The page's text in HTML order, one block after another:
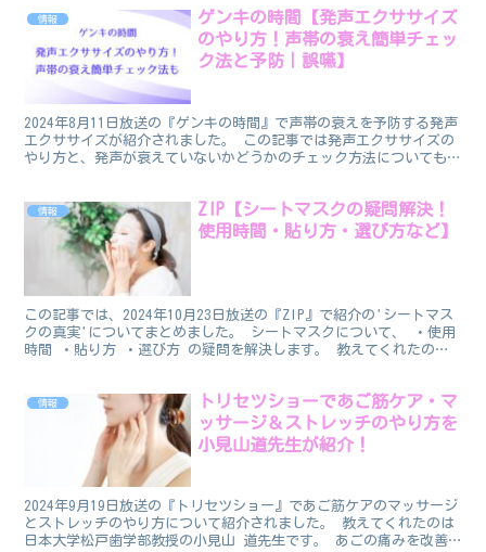
情報
ゲンキの時間【発声エクササイズ
のやり方！声帯の衰え簡単チェッ
ク法と予防｜誤嚥】
2024年8月11日放送の『ゲンキの時間』で声帯の衰えを予防する発声
エクササイズが紹介されました。 この記事では発声エクササイズの
やり方と、発声が衰えていないかどうかのチェック方法についてもあ
情報
ZIP【シートマスクの疑問解決！
使用時間・貼り方・選び方など】
この記事では、2024年10月23日放送の『ZIP』で紹介の'シートマス
クの真実'についてまとめました。 シートマスクについて、 ・使用
時間 ・貼り方 ・選び方 の疑問を解決します。 教えてくれたのは
情報
トリセツショーであご筋ケア・マ
ッサージ＆ストレッチのやり方を
小見山道先生が紹介！
2024年9月19日放送の『トリセツショー』であご筋ケアのマッサージ
とストレッチのやり方について紹介されました。 教えてくれたのは
日本大学松戸歯学部教授の小見山 道先生です。 あごの痛みを改善